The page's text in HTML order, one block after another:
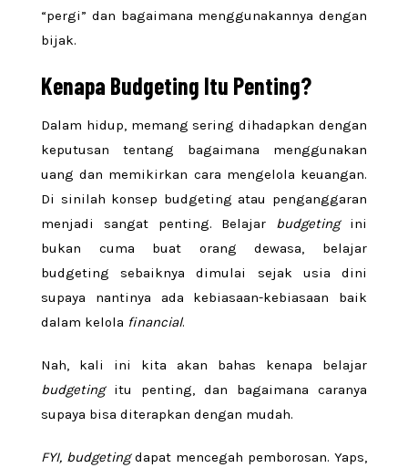
“pergi” dan bagaimana menggunakannya dengan
bijak.
Kenapa Budgeting Itu Penting?
Dalam hidup, memang sering dihadapkan dengan
keputusan tentang bagaimana menggunakan
uang dan memikirkan cara mengelola keuangan.
Di sinilah konsep budgeting atau penganggaran
menjadi sangat penting. Belajar budgeting ini
bukan cuma buat orang dewasa, belajar
budgeting sebaiknya dimulai sejak usia dini
supaya nantinya ada kebiasaan-kebiasaan baik
dalam kelola financial.
Nah, kali ini kita akan bahas kenapa belajar
budgetingitu penting, dan bagaimana caranya
supaya bisa diterapkan dengan mudah.
FYI, budgetingdapat mencegah pemborosan. Yaps,